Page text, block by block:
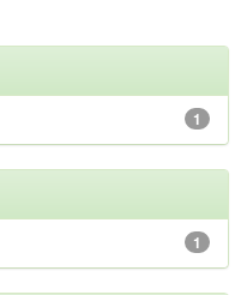
1
1